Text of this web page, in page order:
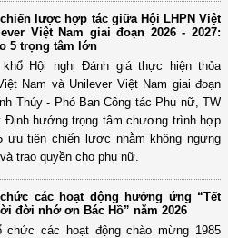
lược hợp tác giữa Hội LHPN Việt
Việt Nam giai đoạn 2026 - 2027:
5 trọng tâm lớn
khổ Hội nghị Đánh giá thực hiện thỏa
Nam và Unilever Việt Nam giai đoạn
Thúy - Phó Ban Công tác Phụ nữ, TW
Định hướng trọng tâm chương trình hợp
ưu tiên chiến lược nhằm không ngừng
trao quyền cho phụ nữ.
các hoạt động hưởng ứng “Tết
đời nhớ ơn Bác Hồ” năm 2026
chức các hoạt động chào mừng 1985